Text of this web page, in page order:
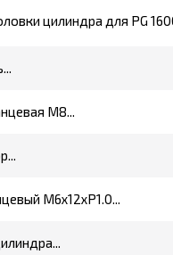
цилиндра для PG
М8...
М6х12хР1.0...